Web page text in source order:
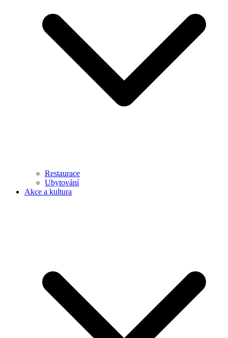
Restaurace
Ubytování
Akce a kultura